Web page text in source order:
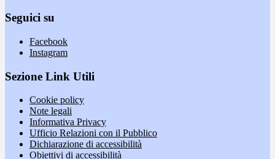
Seguici su
Facebook
Instagram
Sezione Link Utili
Cookie policy
Note legali
Informativa Privacy
Ufficio Relazioni con il Pubblico
Dichiarazione di accessibilità
Obiettivi di accessibilità